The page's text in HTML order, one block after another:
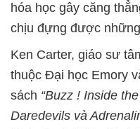
hóa học gây căng
chịu đựng được
Ken Carter, giáo sư
thuộc Đại học Emory
sách “Buzz ! Inside
Daredevils và